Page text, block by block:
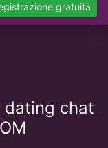
gratuita
dating chat